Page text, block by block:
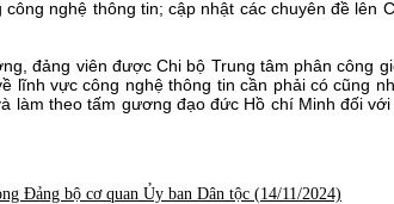
nghệ thông tin; cập nhật các chuyên đề lên
đảng viên được Chi bộ Trung tâm phân công
vực công nghệ thông tin cần phải có cũng
theo tấm gương đạo đức Hồ chí Minh đối
Đảng bộ cơ quan Ủy ban Dân tộc (14/11/2024)